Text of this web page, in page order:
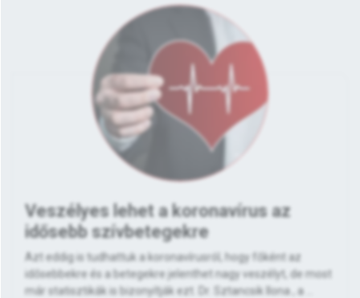
Veszélyes lehet a koronavírus az
idősebb szívbetegekre
Azt eddig is tudhattuk a koronavírusról, hogy főként az
idősebbekre és a betegekre jelenthet nagy veszélyt, de most
már statisztikák is bizonyítják ezt. Dr. Sztancsik Ilona , a ...